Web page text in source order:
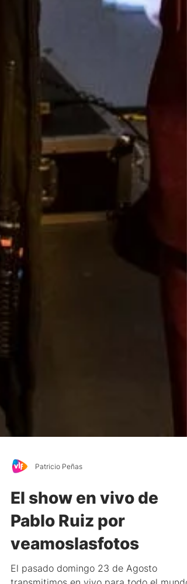
El show en vivo de
Pablo Ruiz por
veamoslasfotos